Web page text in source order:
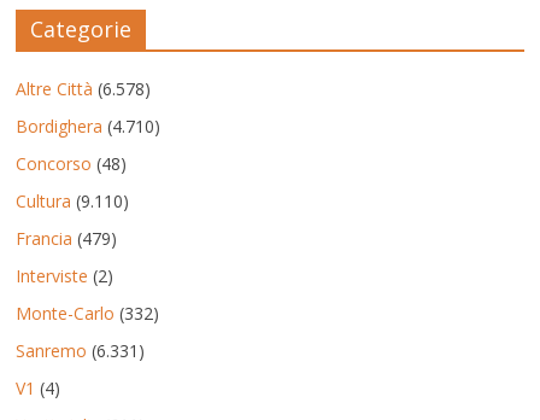
Categorie
Altre Città (6.578)
Bordighera (4.710)
Concorso (48)
Cultura (9.110)
Francia (479)
Interviste (2)
Monte-Carlo (332)
Sanremo (6.331)
V1 (4)